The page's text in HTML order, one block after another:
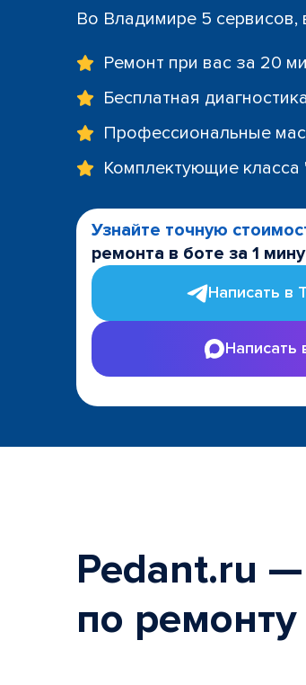
Во Владимире 5 сервисов,
Ремонт при вас за 20
Бесплатная диагностика
Профессиональные
Комплектующие класса
Узнайте точную
ремонта в боте за 1
Написать в
Написать
Pedant.ru —
по